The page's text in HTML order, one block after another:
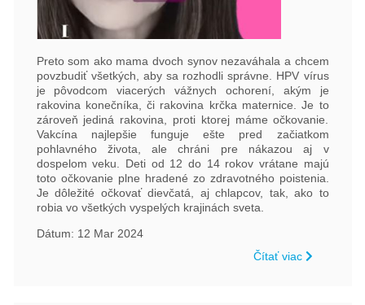
Preto som ako mama dvoch synov nezaváhala a chcem
povzbudiť všetkých, aby sa rozhodli správne. HPV vírus
je pôvodcom viacerých vážnych ochorení, akým je
rakovina konečníka, či rakovina krčka maternice. Je to
zároveň jediná rakovina, proti ktorej máme očkovanie.
Vakcína najlepšie funguje ešte pred začiatkom
pohlavného života, ale chráni pre nákazou aj v
dospelom veku. Deti od 12 do 14 rokov vrátane majú
toto očkovanie plne hradené zo zdravotného poistenia.
Je dôležité očkovať dievčatá, aj chlapcov, tak, ako to
robia vo všetkých vyspelých krajinách sveta.
Dátum: 12 Mar 2024
Čítať viac